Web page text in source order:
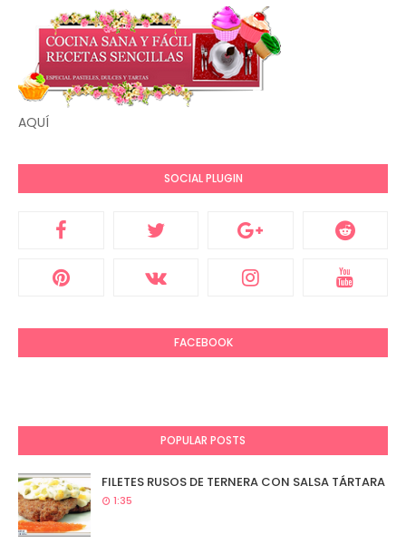
AQUÍ
SOCIAL PLUGIN
FACEBOOK
POPULAR POSTS
FILETES RUSOS DE TERNERA CON SALSA TÁRTARA
1:35